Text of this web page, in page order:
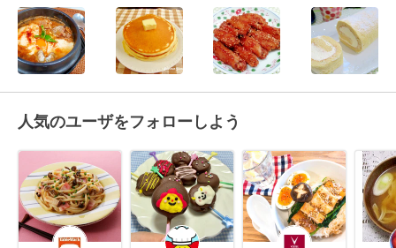
人気のユーザをフォローしよう